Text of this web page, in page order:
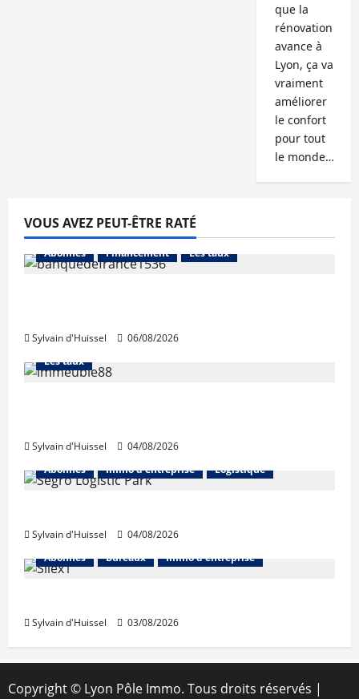
que la
rénovation
avance à
Lyon, ça va
vraiment
améliorer
le confort
pour tout
le monde…
VOUS AVEZ PEUT-ÊTRE RATÉ
Abonnés Financement Les taux
Sylvain d'Huissel 06/08/2026
Abonnés Financement
Les taux
Sylvain d'Huissel
04/08/2026
Abonnés
Immo d'entreprise Logistique
Sylvain d'Huissel
04/08/2026
Abonnés
Bureaux Immo d'entreprise
Sylvain d'Huissel 03/08/2026
Copyright © Lyon Pôle Immo. Tous droits réservés |